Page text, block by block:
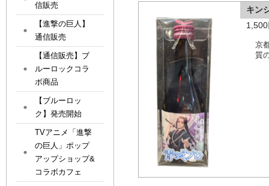
キン
京
質
信販売
【進撃の巨人】
通信販売
【通信販売】ブ
ルーロックコラ
ボ商品
【ブルーロッ
ク】発売開始
TVアニメ「進撃
の巨人」ポップ
アップショップ&
コラボカフェ